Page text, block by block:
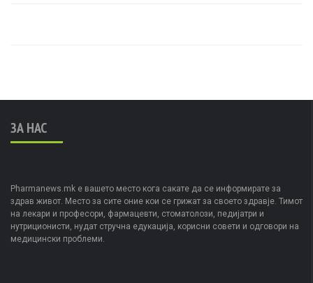
ЗА НАС
Pharmanews.mk е вашето место кога сакате да се информирате за
здрав живот. Место за сите оние кои се грижат за своето здравје. Тимот
на лекари и професори, фармацевти, стоматолози, педијатри и
нутриционисти, нудат стручна едукација, корисни совети и одговори на
медицински проблеми.